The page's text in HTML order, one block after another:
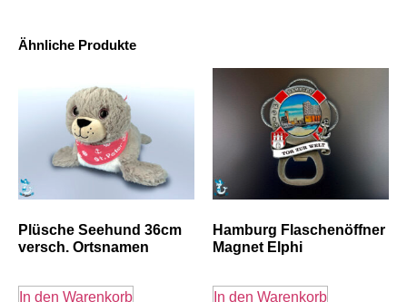
Ähnliche Produkte
Plüsche Seehund 36cm
versch. Ortsnamen
In den Warenkorb
Hamburg Flaschenöffner
Magnet Elphi
In den Warenkorb